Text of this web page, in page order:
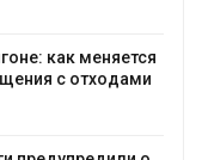
как меняется
с отходами